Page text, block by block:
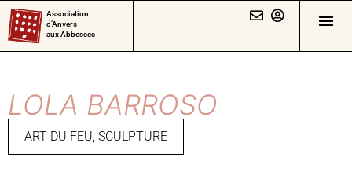
Association
d’Anvers
aux Abbesses
LOLA BARROSO
ART DU FEU, SCULPTURE